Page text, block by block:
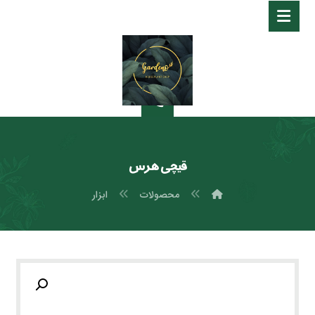
قیچی هرس
محصولات ابزار